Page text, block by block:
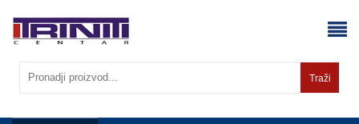
content
Traži